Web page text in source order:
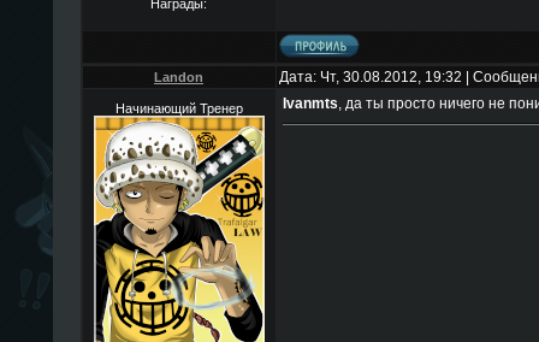
Награды:
Landon Дата: Чт, 30.08.2012, 19:32 |
Начинающий Тренер Ivanmts, да ты просто ничего не